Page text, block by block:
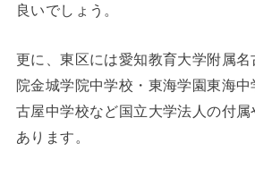
良いでしょう。
更に、東区には愛知教育大学附属
院金城学院中学校・東海学園東海
古屋中学校など国立大学法人の付
あります。